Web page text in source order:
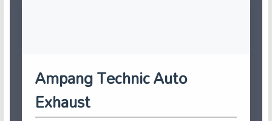
Ampang Technic Auto
Exhaust